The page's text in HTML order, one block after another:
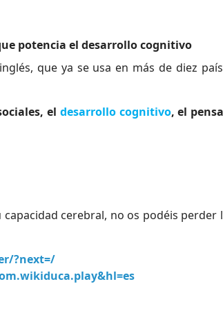
potencia el desarrollo cognitivo
que ya se usa en más de diez
el desarrollo cognitivo, el
cerebral, no os podéis perder
?next=/